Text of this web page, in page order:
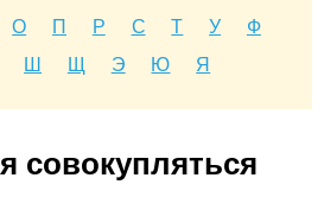
О П Р С Т У
Ф
Ш Щ Э Ю Я
совокупляться